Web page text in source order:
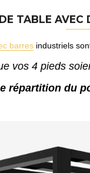
TABLE
barresindustriels
vos 4 pieds
répartition du